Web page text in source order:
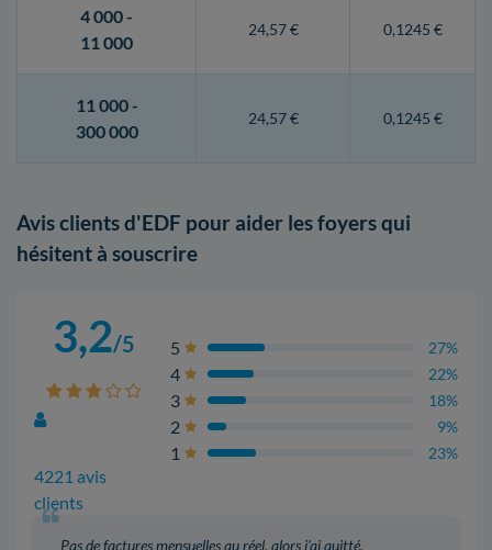
4 000 -
11 000
24,57 € 0,1245 €
11 000 -
300 000
24,57 € 0,1245 €
Avis clients d'EDF pour aider les foyers qui
hésitent à souscrire
3,2/5
4221 avis
clients
5 27%
4 22%
3 18%
2 9%
1 23%
Pas de factures mensuelles au réel, alors j'ai quitté.